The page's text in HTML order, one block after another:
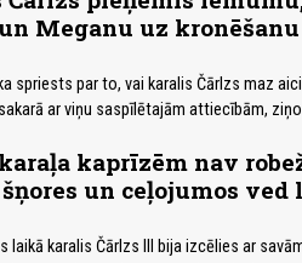
Meganu uz kronēšanu
spriests par to, vai karalis Čārlzs maz
ar viņu saspīlētajām attiecībām,
kaprīzēm nav
un ceļojumos
laikā karalis Čārlzs III bija izcēlies ar